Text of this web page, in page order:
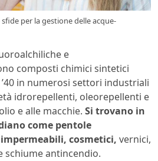
per la gestione delle acque-
e
composti chimici sintetici
in numerosi settori industriali
idrorepellenti, oleorepellenti e
e alle macchie. Si trovano in
come pentole
cosmetici, vernici,
schiume antincendio.